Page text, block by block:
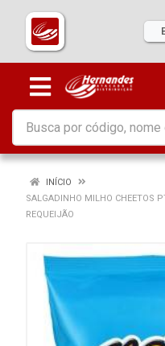
INÍCIO
SALGADINHO MILHO CHEETOS
REQUEIJÃO